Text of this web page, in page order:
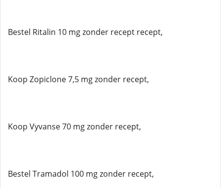
Bestel Ritalin 10 mg zonder recept recept,
Koop Zopiclone 7,5 mg zonder recept,
Koop Vyvanse 70 mg zonder recept,
Bestel Tramadol 100 mg zonder recept,